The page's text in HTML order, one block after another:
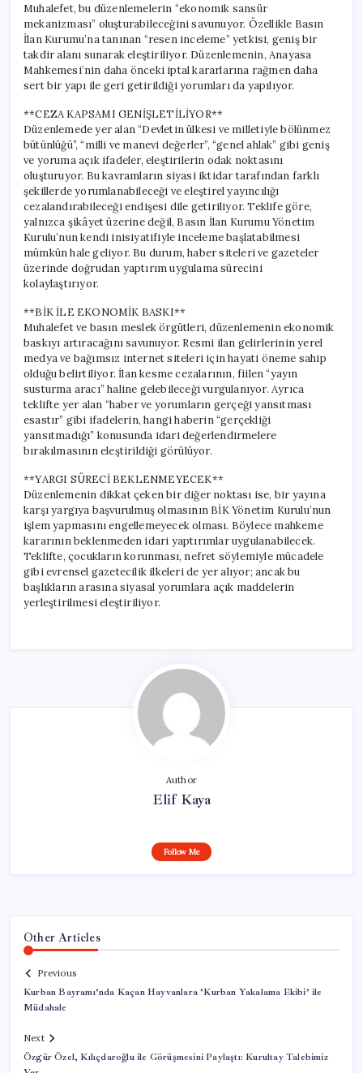
Muhalefet, bu düzenlemelerin “ekonomik sansür
mekanizması” oluşturabileceğini savunuyor. Özellikle Basın
İlan Kurumu’na tanınan “resen inceleme” yetkisi, geniş bir
takdir alanı sunarak eleştiriliyor. Düzenlemenin, Anayasa
Mahkemesi’nin daha önceki iptal kararlarına rağmen daha
sert bir yapı ile geri getirildiği yorumları da yapılıyor.
**CEZA KAPSAMI GENİŞLETİLİYOR**
Düzenlemede yer alan “Devletin ülkesi ve milletiyle bölünmez
bütünlüğü”, “milli ve manevi değerler”, “genel ahlak” gibi geniş
ve yoruma açık ifadeler, eleştirilerin odak noktasını
oluşturuyor. Bu kavramların siyasi iktidar tarafından farklı
şekillerde yorumlanabileceği ve eleştirel yayıncılığı
cezalandırabileceği endişesi dile getiriliyor. Teklife göre,
yalnızca şikâyet üzerine değil, Basın İlan Kurumu Yönetim
Kurulu’nun kendi inisiyatifiyle inceleme başlatabilmesi
mümkün hale geliyor. Bu durum, haber siteleri ve gazeteler
üzerinde doğrudan yaptırım uygulama sürecini
kolaylaştırıyor.
**BİK İLE EKONOMİK BASKI**
Muhalefet ve basın meslek örgütleri, düzenlemenin ekonomik
baskıyı artıracağını savunuyor. Resmi ilan gelirlerinin yerel
medya ve bağımsız internet siteleri için hayati öneme sahip
olduğu belirtiliyor. İlan kesme cezalarının, fiilen “yayın
susturma aracı” haline gelebileceği vurgulanıyor. Ayrıca
teklifte yer alan “haber ve yorumların gerçeği yansıtması
esastır” gibi ifadelerin, hangi haberin “gerçekliği
yansıtmadığı” konusunda idari değerlendirmelere
bırakılmasının eleştirildiği görülüyor.
**YARGI SÜRECİ BEKLENMEYECEK**
Düzenlemenin dikkat çeken bir diğer noktası ise, bir yayına
karşı yargıya başvurulmuş olmasının BİK Yönetim Kurulu’nun
işlem yapmasını engellemeyecek olması. Böylece mahkeme
kararının beklenmeden idari yaptırımlar uygulanabilecek.
Teklifte, çocukların korunması, nefret söylemiyle mücadele
gibi evrensel gazetecilik ilkeleri de yer alıyor; ancak bu
başlıkların arasına siyasal yorumlara açık maddelerin
yerleştirilmesi eleştiriliyor.
Author
Elif Kaya
Follow Me
Other Articles
Previous
Kurban Bayramı’nda Kaçan Hayvanlara ‘Kurban Yakalama Ekibi’ ile
Müdahale
Next
Özgür Özel, Kılıçdaroğlu ile Görüşmesini Paylaştı: Kurultay Talebimiz